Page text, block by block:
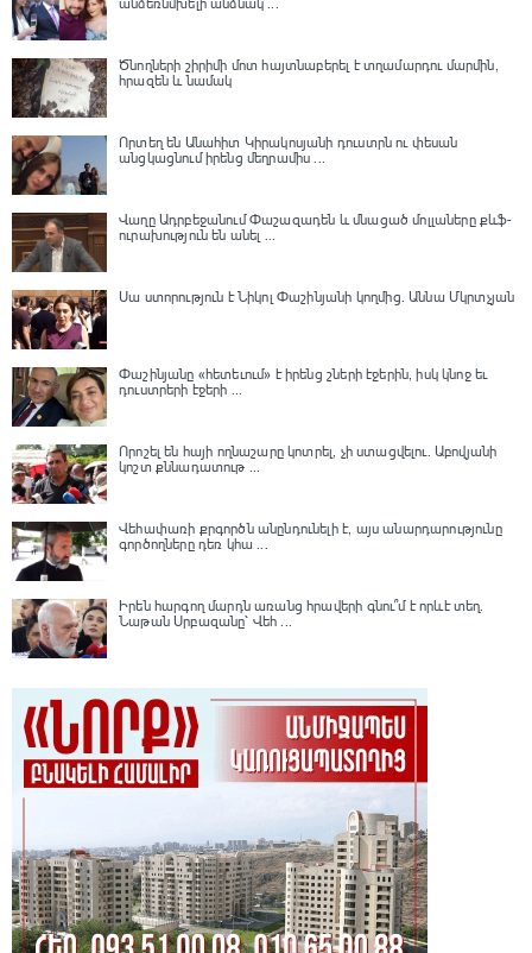
անձեռնմխելի անձնակ ...
Ծնողների շիրիմի մոտ հայտնաբերել է տղամարդու մարմին,
հրազեն և նամակ
Որտեղ են Անահիտ Կիրակոսյանի դուստրն ու փեսան
անցկացնում իրենց մեղրամիս ...
Վաղը Ադրբեջանում Փաշազադեն և մնացած մոլլաները քևֆ-
ուրախություն են անել ...
Սա ստորություն է Նիկոլ Փաշինյանի կողմից․ Աննա Մկրտչյան
Փաշինյանը «հետեւում» է իրենց շների էջերին, իսկ կնոջ եւ
դուստրերի էջերի ...
Որոշել են հայի ողնաշարը կոտրել, չի ստացվելու․ Աբովյանի
կոշտ քննադատութ ...
Վեհափառի քրգործն անընդունելի է, այս անարդարությունը
գործողները դեռ կհա ...
Իրեն հարգող մարդն առանց հրավերի գնու՞մ է որևէ տեղ.
Նաթան Սրբազանը՝ Վեհ ...